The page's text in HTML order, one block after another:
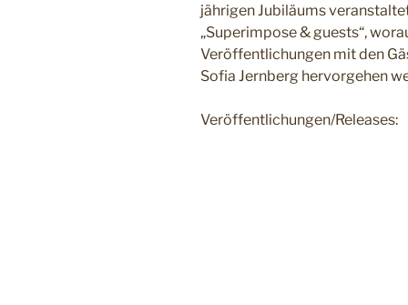
jährigen Jubiläums
„Superimpose & guests“,
Veröffentlichungen mit den
Sofia Jernberg hervorgehen
Veröffentlichungen/Releases: